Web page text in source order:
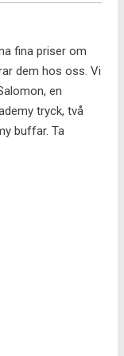
fina priser om
dem hos oss. Vi
en
tryck, två
buffar. Ta